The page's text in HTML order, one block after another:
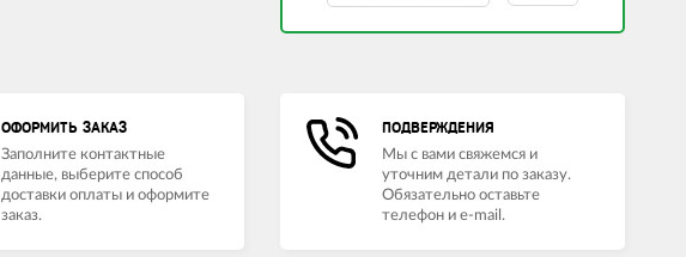
ОФОРМИТЬ ЗАКАЗ
Заполните контактные
данные, выберите способ
доставки оплаты и оформите
заказ.
ПОДВЕРЖДЕНИЯ
Мы с вами свяжемся и
уточним детали по заказу.
Обязательно оставьте
телефон и e-mail.